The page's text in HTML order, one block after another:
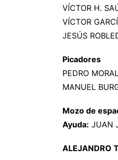
VÍCTOR H.
VÍCTOR
JESÚS
Picadores
PEDRO
MANUEL
Mozo de
Ayuda: JUAN
ALEJANDRO